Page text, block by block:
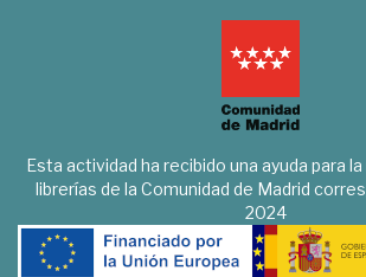
Esta actividad ha recibido una ayuda para
librerías de la Comunidad de Madrid
2024